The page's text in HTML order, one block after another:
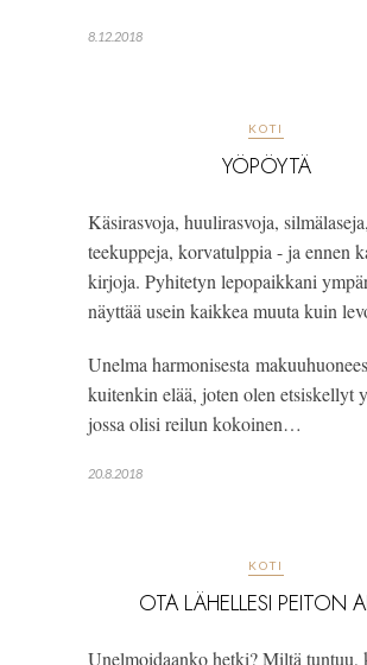
8.12.2018
KOTI
YÖPÖYTÄ
Käsirasvoja, huulirasvoja, silmälaseja,
teekuppeja, korvatulppia - ja ennen
kirjoja. Pyhitetyn lepopaikkani
näyttää usein kaikkea muuta kuin
Unelma harmonisesta
kuitenkin elää, joten olen etsiskellyt
jossa olisi reilun kokoinen…
20.8.2018
KOTI
OTA LÄHELLESI PEITON
Unelmoidaanko hetki? Miltä tuntuu,